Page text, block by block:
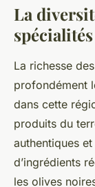
La
La richesse
profondément
dans cette
produits du
authentiques
d’ingrédients
les olives